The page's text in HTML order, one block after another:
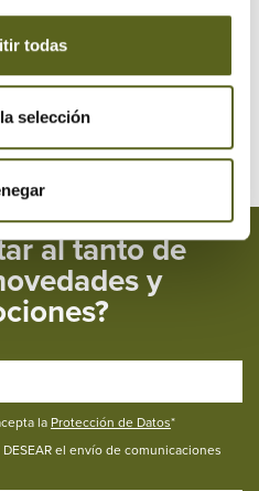
todas
selección
al tanto de
y
la Protección de Datos*
el envío de comunicaciones